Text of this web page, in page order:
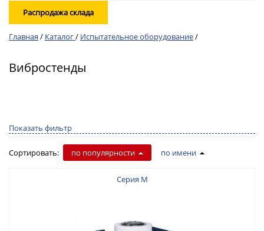
Распродажа склада
Главная / Каталог/ Испытательное оборудование/
Вибростенды
Показать фильтр
Сортировать: по популярности по имени
Серия M